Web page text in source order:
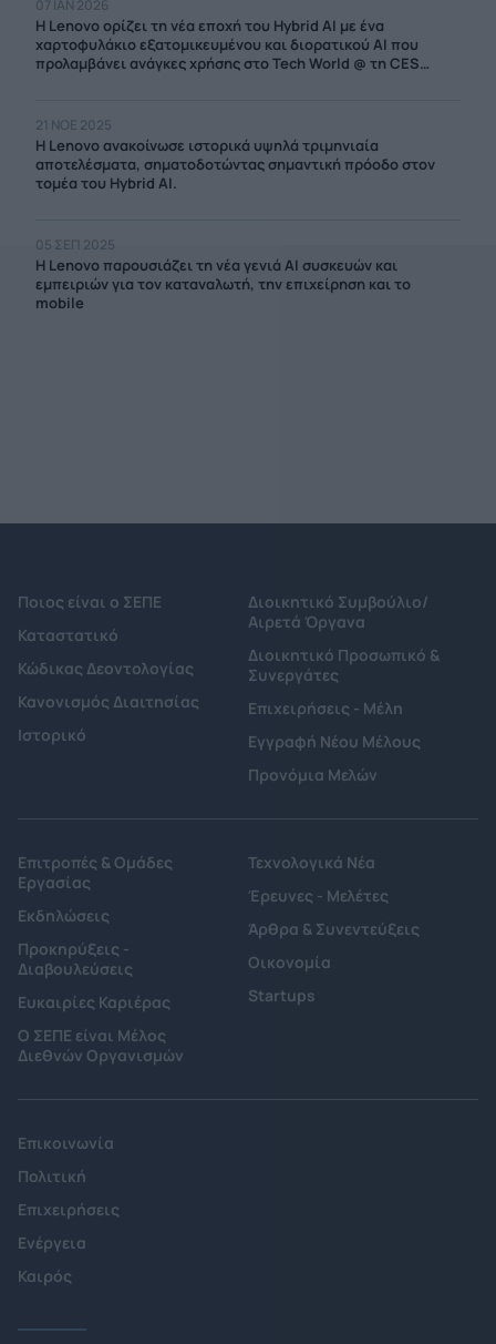
07 ΙΑΝ 2026
Η Lenovo ορίζει τη νέα εποχή του Hybrid AI με ένα
χαρτοφυλάκιο εξατομικευμένου και διορατικού ΑΙ που
προλαμβάνει ανάγκες χρήσης στο Tech World @ τη CES
21 ΝΟΕ 2025
Η Lenovo ανακοίνωσε ιστορικά υψηλά τριμηνιαία
αποτελέσματα, σηματοδοτώντας σημαντική πρόοδο στον
τομέα του Hybrid AI.
05 ΣΕΠ 2025
Η Lenovo παρουσιάζει τη νέα γενιά AI συσκευών και
εμπειριών για τον καταναλωτή, την επιχείρηση και το
mobile
Ποιος είναι ο ΣΕΠΕ
Καταστατικό
Κώδικας Δεοντολογίας
Κανονισμός Διαιτησίας
Ιστορικό
Διοικητικό Συμβούλιο/
Αιρετά Όργανα
Διοικητικό Προσωπικό &
Συνεργάτες
Επιχειρήσεις - Μέλη
Εγγραφή Νέου Μέλους
Προνόμια Μελών
Επιτροπές & Ομάδες
Εργασίας
Εκδηλώσεις
Προκηρύξεις -
Διαβουλεύσεις
Ευκαιρίες Καριέρας
Ο ΣΕΠΕ είναι Μέλος
Διεθνών Οργανισμών
Τεχνολογικά Νέα
Έρευνες - Μελέτες
Άρθρα & Συνεντεύξεις
Οικονομία
Startups
Επικοινωνία
Πολιτική
Επιχειρήσεις
Ενέργεια
Καιρός